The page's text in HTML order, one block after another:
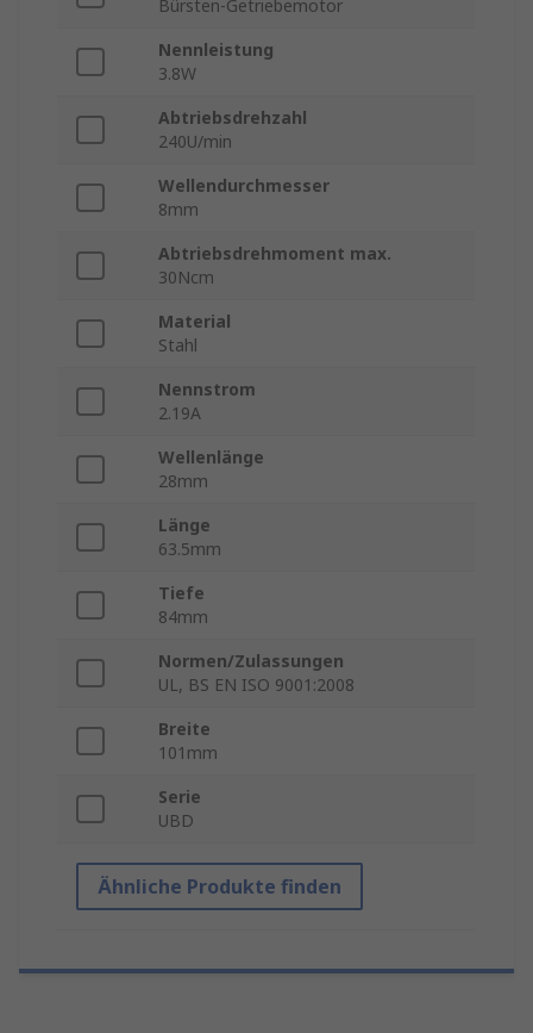
Bürsten-Getriebemotor
Nennleistung
3.8W
Abtriebsdrehzahl
240U/min
Wellendurchmesser
8mm
Abtriebsdrehmoment max.
30Ncm
Material
Stahl
Nennstrom
2.19A
Wellenlänge
28mm
Länge
63.5mm
Tiefe
84mm
Normen/Zulassungen
UL, BS EN ISO 9001:2008
Breite
101mm
Serie
UBD
Ähnliche Produkte finden